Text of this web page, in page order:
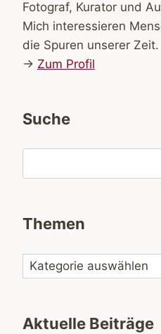
Fotograf, Kurator und
Mich interessieren
die Spuren unserer Zeit.
→ Zum Profil
Suche
Themen
Aktuelle Beiträge